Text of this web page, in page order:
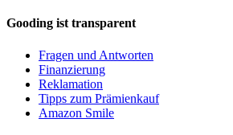
Gooding ist transparent
Fragen und Antworten
Finanzierung
Reklamation
Tipps zum Prämienkauf
Amazon Smile